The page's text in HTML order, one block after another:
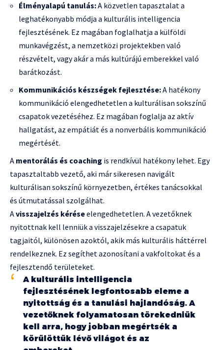
Élményalapú tanulás:A közvetlen tapasztalat a
leghatékonyabb módja a kulturális intelligencia
fejlesztésének. Ez magában foglalhatja a külföldi
munkavégzést, a nemzetközi projektekben való
részvételt, vagy akár a más kultúrájú emberekkel való
barátkozást.
Kommunikációs készségek fejlesztése:A hatékony
kommunikáció elengedhetetlen a kulturálisan sokszínű
csapatok vezetéséhez. Ez magában foglalja az aktív
hallgatást, az empátiát és a nonverbális kommunikáció
megértését.
A mentorálás és coaching is rendkívül hatékony lehet. Egy
tapasztaltabb vezető, aki már sikeresen navigált
kulturálisan sokszínű környezetben, értékes tanácsokkal
és útmutatással szolgálhat.
Avisszajelzés kéréseelengedhetetlen. A vezetőknek
nyitottnak kell lenniük a visszajelzésekre a csapatuk
tagjaitól, különösen azoktól, akik más kulturális háttérrel
rendelkeznek. Ez segíthet azonosítani a vakfoltokat és a
fejlesztendő területeket.
A kulturális intelligencia
fejlesztésének legfontosabb eleme a
nyitottság és a tanulási hajlandóság. A
vezetőknek folyamatosan törekedniük
kell arra, hogy jobban megértsék a
körülöttük lévő világot és az